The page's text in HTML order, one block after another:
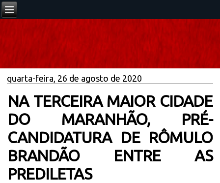
quarta-feira, 26 de agosto de 2020
NA TERCEIRA MAIOR CIDADE
DO MARANHÃO, PRÉ-
CANDIDATURA DE RÔMULO
BRANDÃO ENTRE AS
PREDILETAS